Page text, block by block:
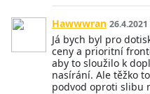
Hawwwran
Já bych byl pro
ceny a prioritní
aby to sloužilo k
nasírání. Ale těžko
podvod oproti slibu